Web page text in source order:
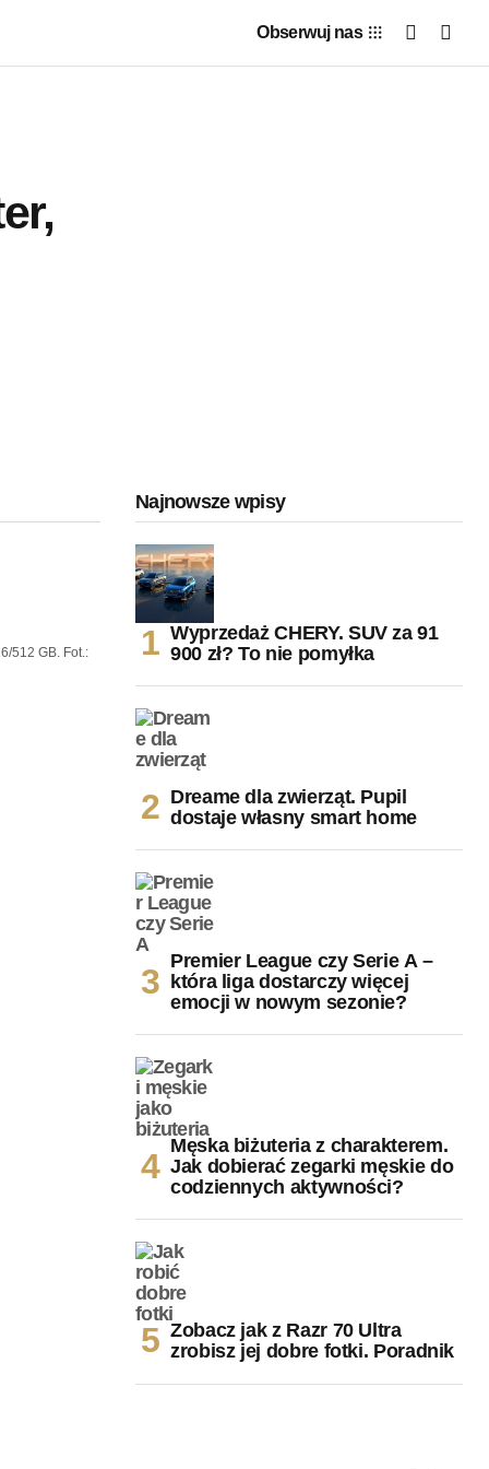
Obserwuj nas
512 GB. Fot.:
Najnowsze wpisy
Wyprzedaż CHERY. SUV za 91
900 zł? To nie pomyłka
Dreame dla zwierząt. Pupil
dostaje własny smart home
Premier League czy Serie A –
która liga dostarczy więcej
emocji w nowym sezonie?
Męska biżuteria z charakterem.
Jak dobierać zegarki męskie do
codziennych aktywności?
Zobacz jak z Razr 70 Ultra
zrobisz jej dobre fotki. Poradnik